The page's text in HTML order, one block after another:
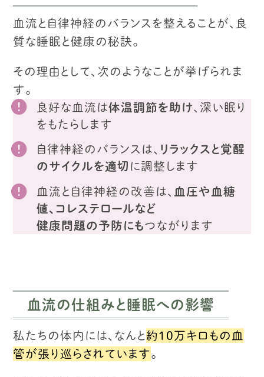
血流と自律神経のバランスを整えることが、良
質な睡眠と健康の秘訣。
その理由として、次のようなことが挙げられま
す。
良好な血流は体温調節を助け、深い眠り
をもたらします
自律神経のバランスは、 リラックスと覚醒
のサイクルを適切 に調整します
血流と自律神経の改善は、 血圧や血糖
値、コレステロールなど
健康問題の予防にもつながります
血流の仕組みと睡眠への影響
私たちの体内には、なんと 約10万キロもの血
管が張り巡らされています。